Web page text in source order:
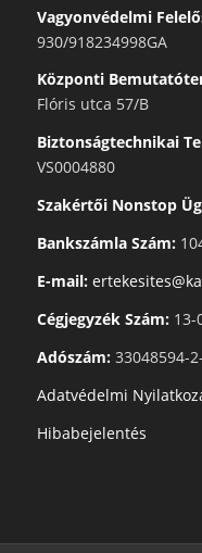
Vagyonvédelmi
930/918234998GA
Központi
Flóris utca 57/B
Biztonságtechnikai
VS0004880
Szakértői Nonstop
Bankszámla Szám:
E-mail:
Cégjegyzék Szám:13-
Adószám:33048594-
Adatvédelmi
Hibabejelentés